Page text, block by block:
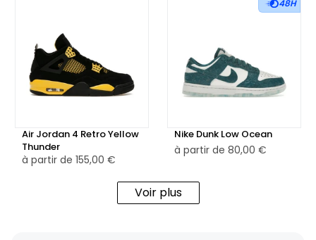
Air Jordan 4 Retro Yellow
Thunder
à partir de 155,00 €
48H
Nike Dunk Low Ocean
à partir de 80,00 €
Voir plus